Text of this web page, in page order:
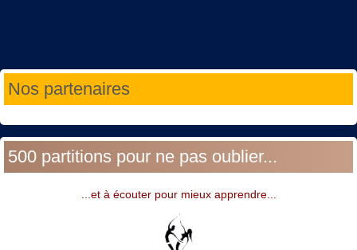
Nos partenaires
500 partitions pour ne pas oublier...
...et à écouter pour mieux apprendre...
Année
précédente
Mois
précédent
Année
suivante
Mois
suivant